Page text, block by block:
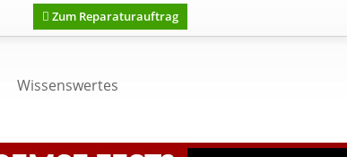
Zum Reparaturauftrag
Wissenswertes